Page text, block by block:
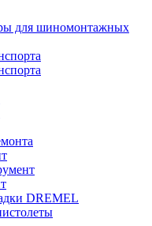
для шиномонтажных
DREMEL